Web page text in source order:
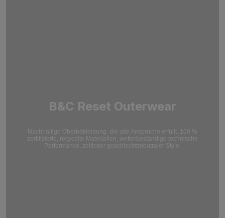
B&C Reset Outerwear
Nachhaltige Oberbekleidung, die alle Ansprüche erfüllt. 100 %
zertifizierte, recycelte Materialien, wetterbeständige technische
Performance, zeitloser geschlechtsneutraler Style.